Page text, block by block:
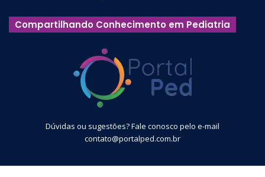
Compartilhando Conhecimento em Pediatria
Dúvidas ou sugestões? Fale conosco pelo e-mail
contato@portalped.com.br